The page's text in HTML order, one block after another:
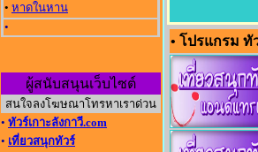
• หาดในหาน
•
ผู้สนับสนุนเว็บไซต์
สนใจลงโฆษณาโทรหาเราด่วน
• ทัวร์เกาะลังกาวี.com
• เที่ยวสนุกทัวร์
• โปรแกรม ทั